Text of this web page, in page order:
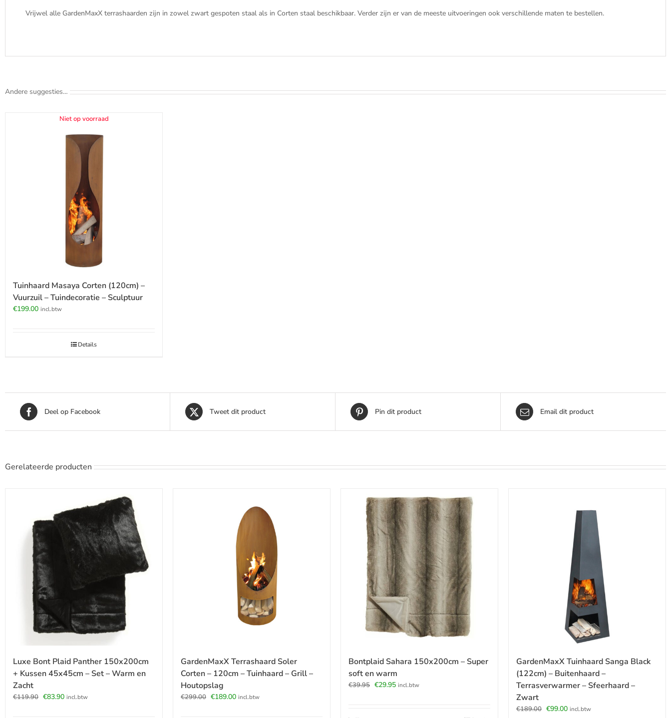
Vrijwel alle GardenMaxX terrashaarden zijn in zowel zwart gespoten staal als in Corten staal beschikbaar. Verder zijn er van de meeste uitvoeringen ook verschillende maten te bestellen.
Andere suggesties…
Niet op voorraad
Tuinhaard Masaya Corten (120cm) –
Vuurzuil – Tuindecoratie – Sculptuur
€199.00 incl.btw
Details
Deel op Facebook Tweet dit product Pin dit product Email dit product
Gerelateerde producten
Luxe Bont Plaid Panther 150x200cm
+ Kussen 45x45cm – Set – Warm en
Zacht
€119.90 Oorspronkelijke
€83.90Huidige
incl.btw
GardenMaxX Terrashaard Soler
Corten – 120cm – Tuinhaard – Grill –
Houtopslag
€299.00 Oorspronkelijke
€189.00Huidige
incl.btw
Bontplaid Sahara 150x200cm – Super
soft en warm
€39.95 Oorspronkelijke
€29.95Huidige
incl.btw
GardenMaxX Tuinhaard Sanga Black
(122cm) – Buitenhaard –
Terrasverwarmer – Sfeerhaard –
Zwart
€189.00 Oorspronkelijke
€99.00Huidige
incl.btw